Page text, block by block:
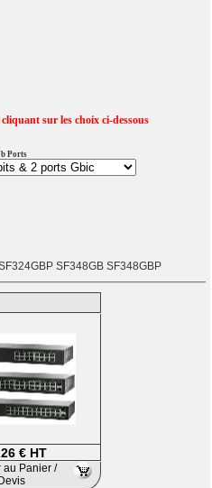
sur les choix ci-dessous
Ports
SF348GB SF348GBP
€ HT
au Panier /
Devis